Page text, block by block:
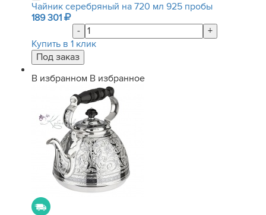
Чайник серебряный на 720 мл 925 пробы
189 301
-
+
Купить в 1 клик
В избранном В избранное